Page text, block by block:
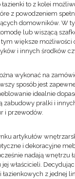
to z kolei
z powodzeniem
domowników. W
lub wiszącą
większe możliwości
i innych środków
wykonać na
sposób jest
idealnie
zabudowy pralki i
i przewodów.
artykułów
i dekoracyjne
nadają wnętrzu
właścicieli.
z jednej